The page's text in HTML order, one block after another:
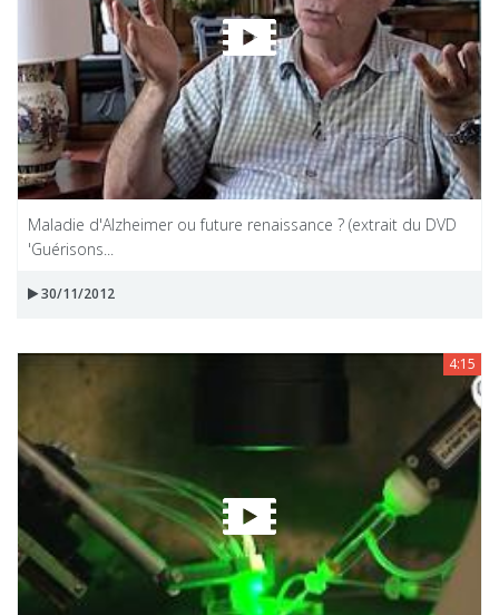
Maladie d'Alzheimer ou future renaissance ? (extrait du DVD
'Guérisons...
30/11/2012
4:15